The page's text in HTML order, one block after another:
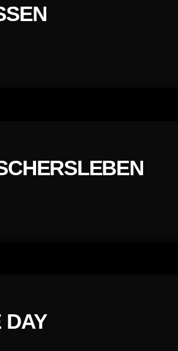
DAY